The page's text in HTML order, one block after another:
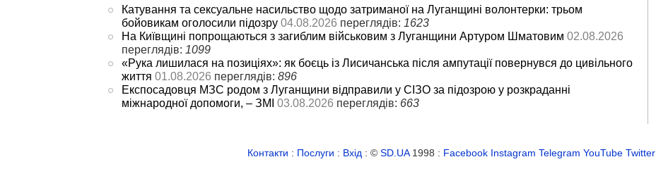
Катування та сексуальне насильство щодо затриманої на Луганщині волонтерки: трьом
бойовикам оголосили підозру 04.08.2026 переглядів: 1623
На Київщині попрощаються з загиблим військовим з Луганщини Артуром Шматовим 02.08.2026
переглядів: 1099
«Рука лишилася на позиціях»: як боєць із Лисичанська після ампутації повернувся до цивільного
життя 01.08.2026 переглядів: 896
Експосадовця МЗС родом з Луганщини відправили у СІЗО за підозрою у розкраданні
міжнародної допомоги, – ЗМІ 03.08.2026 переглядів: 663
Контакти : Послуги : Вхід : © SD.UA1998 : Facebook Instagram Telegram YouTube Twitter